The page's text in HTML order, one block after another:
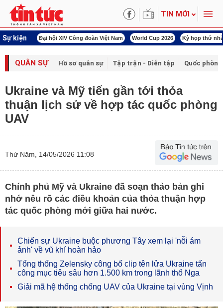
TIN MỚI
Sự kiện
ngày đêm Đại hội XIV Công đoàn Việt Nam World Cup 2026 Kỳ họp thứ
QUÂN SỰ Hồ sơ quân sự Tập trận - Diễn tập Quốc phòng
Ukraine và Mỹ tiến gần tới thỏa
thuận lịch sử về hợp tác quốc phòng
UAV
Thứ Năm, 14/05/2026 11:08
Chính phủ Mỹ và Ukraine đã soạn thảo bản ghi
nhớ nêu rõ các điều khoản của thỏa thuận hợp
tác quốc phòng mới giữa hai nước.
Chiến sự Ukraine buộc phương Tây xem lại 'nỗi ám
ảnh' về vũ khí hoàn hảo
Tổng thống Zelensky công bố clip tên lửa Ukraine tấn
công mục tiêu sâu hơn 1.500 km trong lãnh thổ Nga
Giải mã hệ thống chống UAV của Ukraine tại vùng Vịnh